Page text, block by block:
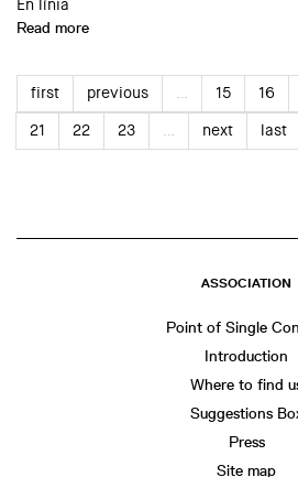
En línia
Read more
first previous … 15 16
21
22 23 … next last
ASSOCIATION
Point of Single
Introduction
Where to find
Suggestions
Press
Site map